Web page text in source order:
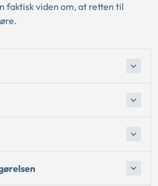
faktisk viden om, at retten til